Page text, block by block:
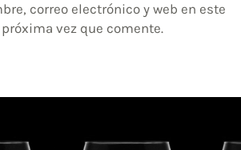
correo electrónico y web en este
vez que comente.